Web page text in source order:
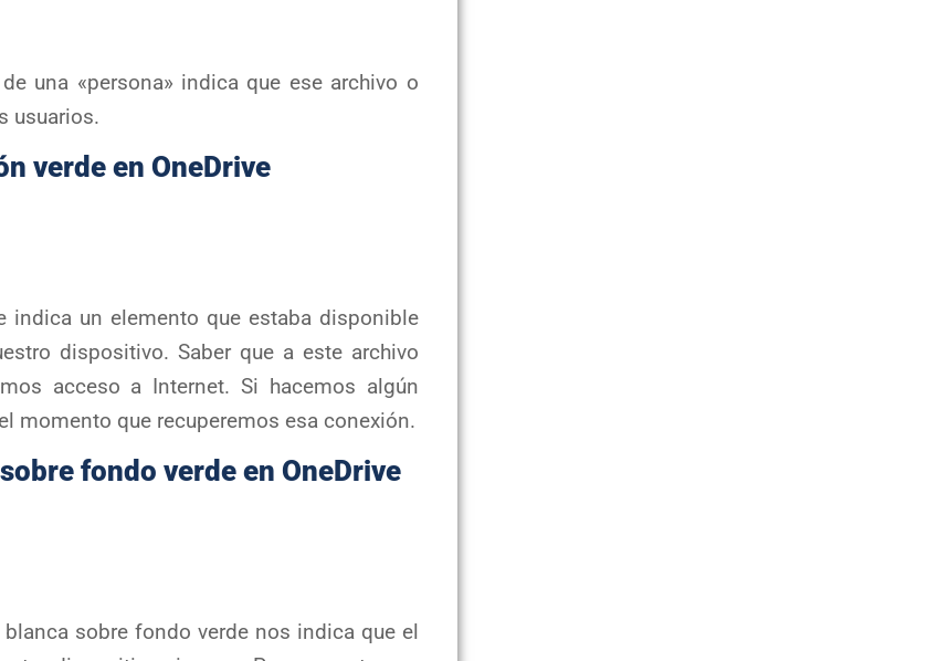
una «persona» indica que ese archivo o
usuarios.
verde en OneDrive
indica un elemento que estaba disponible
dispositivo. Saber que a este archivo
acceso a Internet. Si hacemos algún
momento que recuperemos esa conexión.
fondo verde en OneDrive
sobre fondo verde nos indica que el